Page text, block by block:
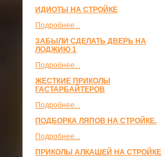
ИДИОТЫ НА СТРОЙКЕ
Подробнее...
ЗАБЫЛИ СДЕЛАТЬ ДВЕРЬ НА
ЛОДЖИЮ 1
Подробнее...
ЖЕСТКИЕ ПРИКОЛЫ
ГАСТАРБАЙТЕРОВ
Подробнее...
ПОДБОРКА ЛЯПОВ НА СТРОЙКЕ.
Подробнее...
ПРИКОЛЫ АЛКАШЕЙ НА СТРОЙКЕ